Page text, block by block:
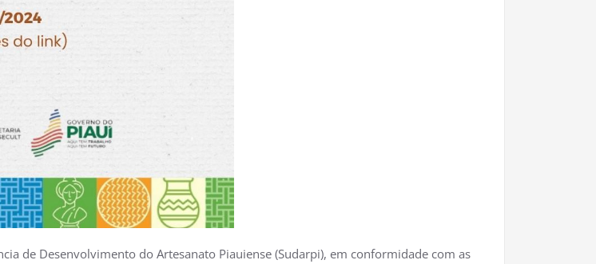
de Desenvolvimento do Artesanato Piauiense (Sudarpi), em conformidade com as